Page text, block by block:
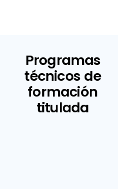
Programas
técnicos de
formación
titulada